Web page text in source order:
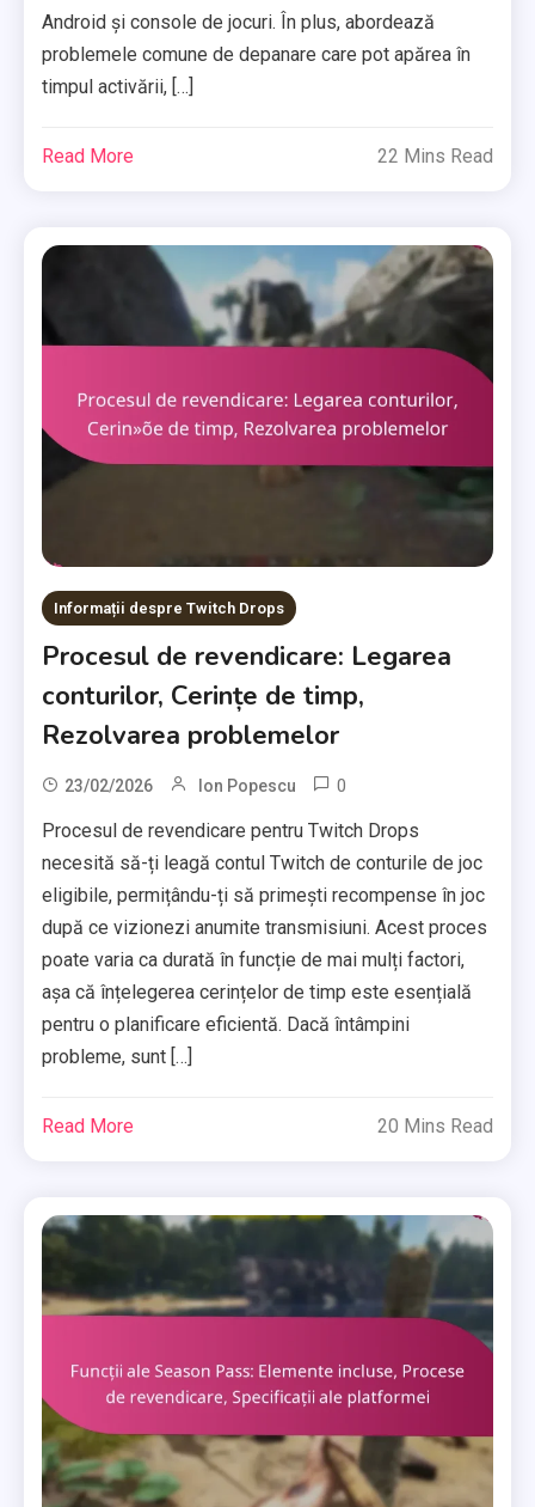
Android și console de jocuri. În plus, abordează
problemele comune de depanare care pot apărea în
timpul activării, […]
Read More 22 Mins Read
Informații despre Twitch Drops
Procesul de revendicare: Legarea
conturilor, Cerințe de timp,
Rezolvarea problemelor
23/02/2026 Ion Popescu 0
Procesul de revendicare pentru Twitch Drops
necesită să-ți leagă contul Twitch de conturile de joc
eligibile, permițându-ți să primești recompense în joc
după ce vizionezi anumite transmisiuni. Acest proces
poate varia ca durată în funcție de mai mulți factori,
așa că înțelegerea cerințelor de timp este esențială
pentru o planificare eficientă. Dacă întâmpini
probleme, sunt […]
Read More 20 Mins Read